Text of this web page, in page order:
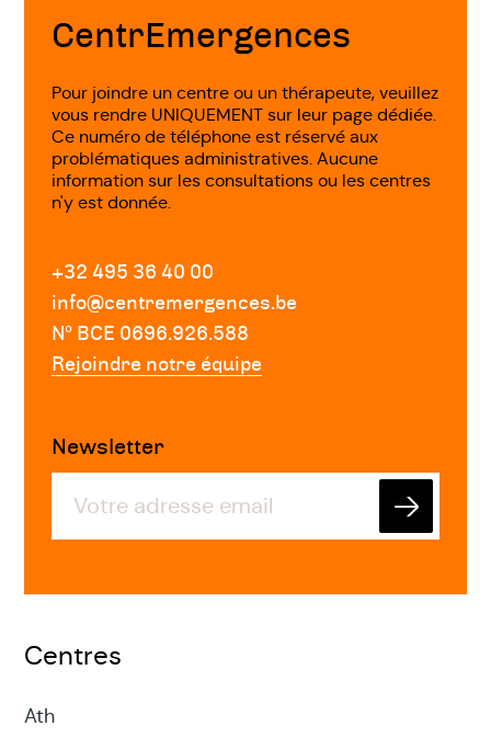
CentrEmergences
Pour joindre un centre ou un thérapeute, veuillez
vous rendre UNIQUEMENT sur leur page dédiée.
Ce numéro de téléphone est réservé aux
problématiques administratives. Aucune
information sur les consultations ou les centres
n'y est donnée.
+32 495 36 40 00
info@centremergences.be
Nº BCE 0696.926.588
Rejoindre notre équipe
Newsletter
Centres
Ath